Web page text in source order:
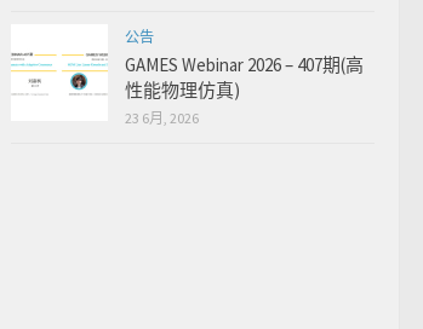
公告
GAMES Webinar 2026 – 407期(高
性能物理仿真)
23 6月, 2026